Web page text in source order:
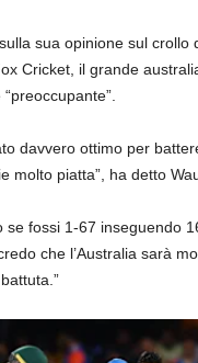
sua opinione sul crollo
Cricket, il grande
davvero ottimo per
molto piatta”, ha detto
se fossi 1-67 inseguendo
che l’Australia sarà